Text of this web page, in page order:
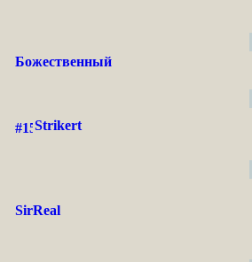
Божественный
Strikert
SirReal